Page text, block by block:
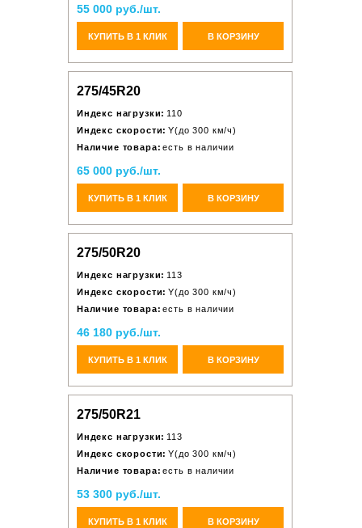
55 000 руб./шт.
КУПИТЬ В 1 КЛИК В КОРЗИНУ
275/45R20
Индекс нагрузки: 110
Индекс скорости: Y(до 300 км/ч)
Наличие товара: есть в наличии
65 000 руб./шт.
КУПИТЬ В 1 КЛИК В КОРЗИНУ
275/50R20
Индекс нагрузки: 113
Индекс скорости: Y(до 300 км/ч)
Наличие товара: есть в наличии
46 180 руб./шт.
КУПИТЬ В 1 КЛИК В КОРЗИНУ
275/50R21
Индекс нагрузки: 113
Индекс скорости: Y(до 300 км/ч)
Наличие товара: есть в наличии
53 300 руб./шт.
КУПИТЬ В 1 КЛИК В КОРЗИНУ